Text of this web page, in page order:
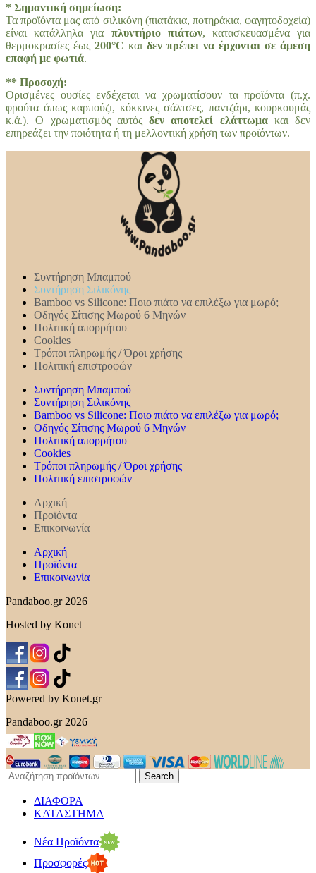
* Σημαντική σημείωση:
Τα προϊόντα μας από σιλικόνη (πιατάκια, ποτηράκια, φαγητοδοχεία)
είναι κατάλληλα για πλυντήριο πιάτων, κατασκευασμένα για
θερμοκρασίες έως 200°C και δεν πρέπει να έρχονται σε άμεση
επαφή με φωτιά.
** Προσοχή:
Ορισμένες ουσίες ενδέχεται να χρωματίσουν τα προϊόντα (π.χ.
φρούτα όπως καρπούζι, κόκκινες σάλτσες, παντζάρι, κουρκουμάς
κ.ά.). Ο χρωματισμός αυτός δεν αποτελεί ελάττωμακαι δεν
επηρεάζει την ποιότητα ή τη μελλοντική χρήση των προϊόντων.
Συντήρηση Mπαμπού
Συντήρηση Σιλικόνης
Bamboo vs Silicone: Ποιο πιάτο να επιλέξω για μωρό;
Οδηγός Σίτισης Μωρού 6 Μηνών
Πολιτική απορρήτου
Cookies
Τρόποι πληρωμής / Όροι χρήσης
Πολιτική επιστροφών
Συντήρηση Mπαμπού
Συντήρηση Σιλικόνης
Bamboo vs Silicone: Ποιο πιάτο να επιλέξω για μωρό;
Οδηγός Σίτισης Μωρού 6 Μηνών
Πολιτική απορρήτου
Cookies
Τρόποι πληρωμής / Όροι χρήσης
Πολιτική επιστροφών
Αρχική
Προϊόντα
Επικοινωνία
Αρχική
Προϊόντα
Επικοινωνία
Pandaboo.gr 2026
Hosted by Konet
Powered by Konet.gr
Pandaboo.gr 2026
Search
ΔΙΑΦΟΡΑ
ΚΑΤΑΣΤΗΜΑ
Νέα Προϊόντα
Προσφορές